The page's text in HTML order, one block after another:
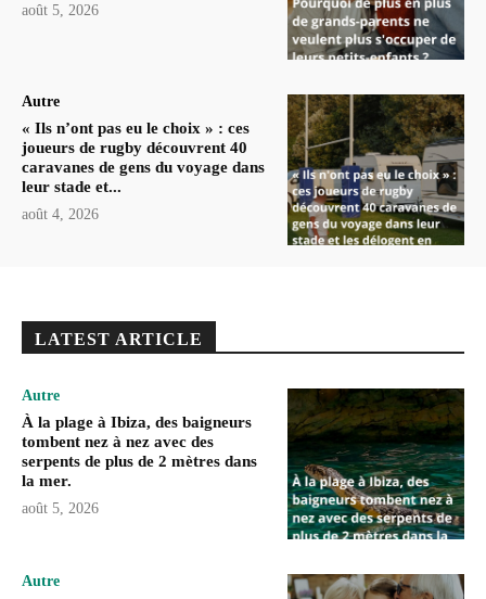
août 5, 2026
Autre
« Ils n’ont pas eu le choix » : ces
joueurs de rugby découvrent 40
caravanes de gens du voyage dans
leur stade et...
août 4, 2026
LATEST ARTICLE
Autre
À la plage à Ibiza, des baigneurs
tombent nez à nez avec des
serpents de plus de 2 mètres dans
la mer.
août 5, 2026
Autre